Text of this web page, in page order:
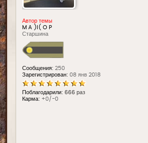
Автор темы
M A )l( O P
Старшина
Сообщения: 250
Зарегистрирован: 08 янв 2018
Поблагодарили: 666 раз
Карма: +0/-0